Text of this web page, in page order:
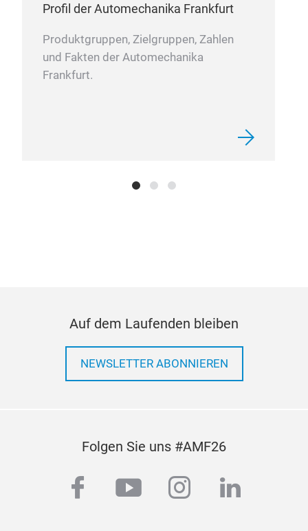
Profil der Automechanika Frankfurt
Produktgruppen, Zielgruppen, Zahlen
und Fakten der Automechanika
Frankfurt.
Auf dem Laufenden bleiben
NEWSLETTER ABONNIEREN
Folgen Sie uns #AMF26
facebook
youtubeinstagram
linkedin